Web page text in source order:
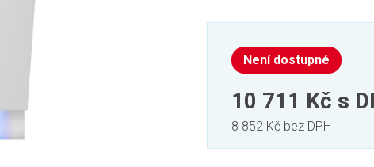
Není dostupné
10 711 Kč s
8 852 Kč bez DPH